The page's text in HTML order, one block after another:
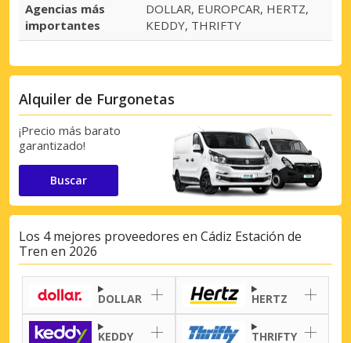
Agencias más
importantes
DOLLAR, EUROPCAR, HERTZ,
KEDDY, THRIFTY
Alquiler de Furgonetas
¡Precio más barato
garantizado!
Buscar
Los 4 mejores proveedores en Cádiz Estación de
Tren en 2026
DOLLAR HERTZ
KEDDY THRIFTY